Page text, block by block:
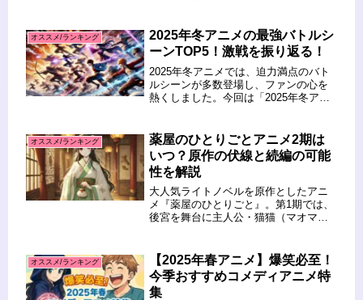
注目の新作アニメを厳選してご紹介し
ます。ジャンルやテーマ、話題...
オススメ/ランキング
2025年冬アニメの最強バトルシ
ーンTOP5！激戦を振り返る！
2025年冬アニメでは、迫力満点のバト
ルシーンが多数登場し、ファンの心を
熱くしました。今回は「2025年冬アニ
的だったバトルを厳選してご紹介しま
す。異世界転生、ダークフ...
オススメ/ランキング
薬屋のひとりごとアニメ2期は
いつ？原作の伏線と続編の可能
性を解説
大人気ライトノベルを原作としたアニ
メ『薬屋のひとりごと』。第1期では、
後宮を舞台に主人公・猫猫（マオマ
した。その反響を受け、続編となる第2
期への関心が一気に高まりました。
「...
オススメ/ランキング
【2025年春アニメ】爆笑必至！
今季おすすめコメディアニメ特
集